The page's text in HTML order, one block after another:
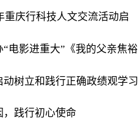
重庆行科技人文交流活动启
“电影进重大”《我的父亲焦裕
动树立和践行正确政绩观学习
，践行初心使命